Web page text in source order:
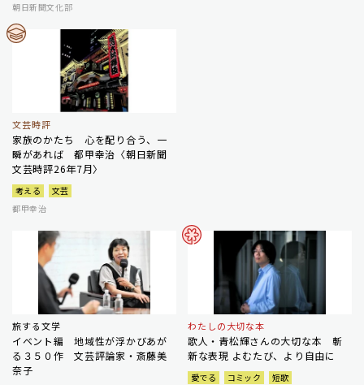
朝日新聞文化部
文芸時評
家族のかたち 心を配り合う、一
瞬があれば 都甲幸治〈朝日新聞
文芸時評26年7月〉
考える
文芸
都甲幸治
旅する文学
イベント編 地域性が浮かびあが
る３５０作 文芸評論家・斎藤美
奈子
わたしの大切な本
歌人・青松輝さんの大切な本 斬
新な表現 よむたび、より自由に
愛でる コミック 短歌